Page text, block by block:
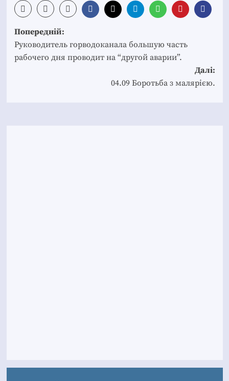
Post
navigation
Попередній:
Руководитель горводоканала большую часть
рабочего дня проводит на “другой аварии”.
Далі:
04.09 Боротьба з малярією.